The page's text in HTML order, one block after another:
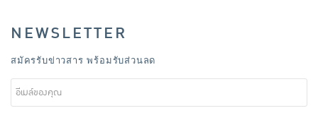
NEWSLETTER
สมัครรับข่าวสาร พร้อมรับส่วนลด